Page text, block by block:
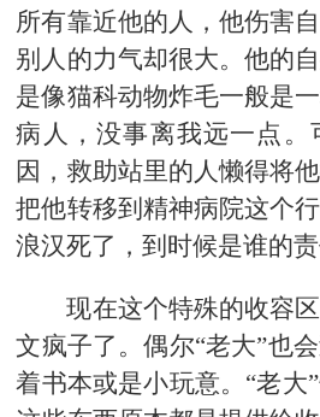
所有靠近他的人，他伤害
别人的力气却很大。他的
是像猫科动物炸毛一般是
病人，没事离我远一点。
因，救助站里的人懒得将
把他转移到精神病院这个
浪汉死了，到时候是谁的
现在这个特殊的收容
文疯子了。偶尔“老大”也
着书本或是小玩意。“老大